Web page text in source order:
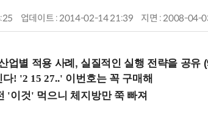
업데이트 : 2014-02-14 21:39 지면 :2008-04-
업별 적용 사례, 실질적인 실행 전략을 공유